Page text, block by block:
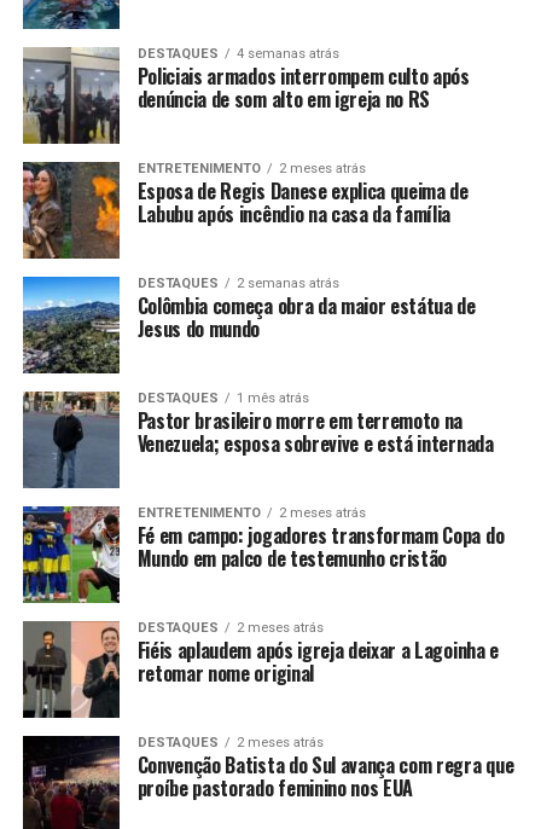
DESTAQUES 4 semanas atrás
Policiais armados interrompem culto após
denúncia de som alto em igreja no RS
ENTRETENIMENTO 2 meses atrás
Esposa de Regis Danese explica queima de
Labubu após incêndio na casa da família
DESTAQUES 2 semanas atrás
Colômbia começa obra da maior estátua de
Jesus do mundo
DESTAQUES 1 mês atrás
Pastor brasileiro morre em terremoto na
Venezuela; esposa sobrevive e está internada
ENTRETENIMENTO 2 meses atrás
Fé em campo: jogadores transformam Copa do
Mundo em palco de testemunho cristão
DESTAQUES 2 meses atrás
Fiéis aplaudem após igreja deixar a Lagoinha e
retomar nome original
DESTAQUES 2 meses atrás
Convenção Batista do Sul avança com regra que
proíbe pastorado feminino nos EUA